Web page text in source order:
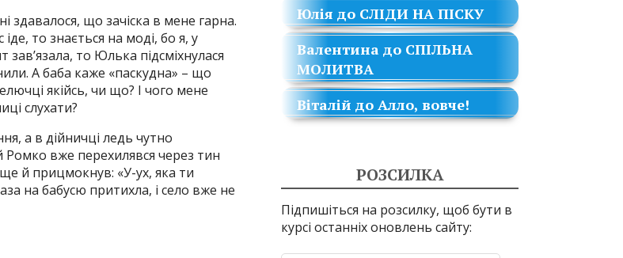
що зачіска в мене гарна.
то знається на моді, бо я, у
то Юлька підсміхнулася
А баба каже «паскудна» – що
якійсь, чи що? І чого мене
слухати?
а в дійничці ледь чутно
вже перехилявся через тин
й прицмокнув: «У-ух, яка ти
на бабусю притихла, і село вже не
Юлія до СЛІДИ НА ПІСКУ
Валентина до СПІЛЬНА
МОЛИТВА
Віталій до Алло, вовче!
РОЗСИЛКА
Підпишіться на розсилку, щоб бути в
курсі останніх оновлень сайту: